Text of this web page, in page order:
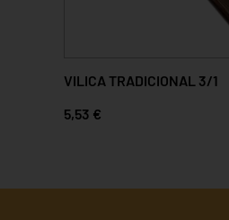
VILICA TRADICIONAL 3/1
5,53 €